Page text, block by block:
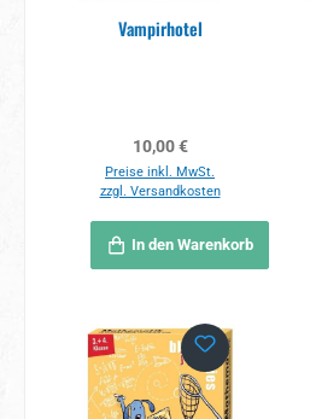
Vampirhotel
Regulärer Preis:
10,00 €
Preise inkl. MwSt.
zzgl. Versandkosten
In den Warenkorb